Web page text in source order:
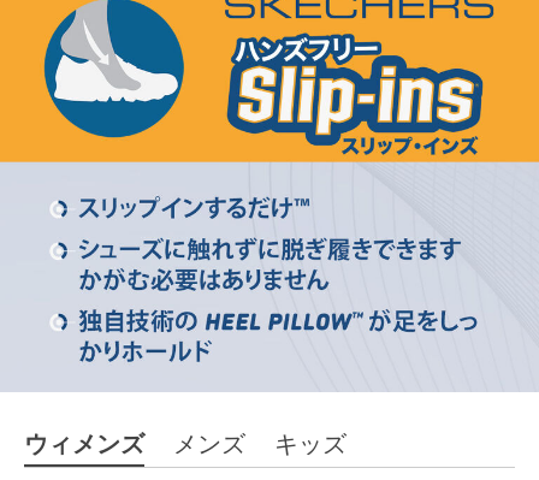
ウィメンズ メンズ キッズ